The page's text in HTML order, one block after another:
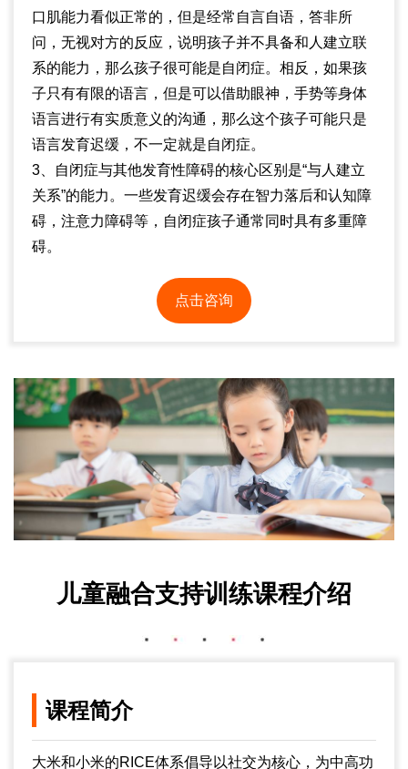
口肌能力看似正常的，但是经常自言自语，答非所
问，无视对方的反应，说明孩子并不具备和人建立联
系的能力，那么孩子很可能是自闭症。相反，如果孩
子只有有限的语言，但是可以借助眼神，手势等身体
语言进行有实质意义的沟通，那么这个孩子可能只是
语言发育迟缓，不一定就是自闭症。
3、自闭症与其他发育性障碍的核心区别是“与人建立
关系”的能力。一些发育迟缓会存在智力落后和认知障
碍，注意力障碍等，自闭症孩子通常同时具有多重障
碍。
点击咨询
儿童融合支持训练课程介绍
课程简介
大米和小米的RICE体系倡导以社交为核心，为中高功